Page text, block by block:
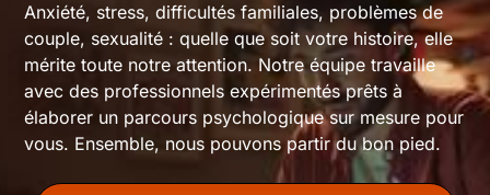
Anxiété, stress, difficultés familiales, problèmes de
couple, sexualité : quelle que soit votre histoire, elle
mérite toute notre attention. Notre équipe travaille
avec des professionnels expérimentés prêts à
élaborer un parcours psychologique sur mesure pour
vous. Ensemble, nous pouvons partir du bon pied.